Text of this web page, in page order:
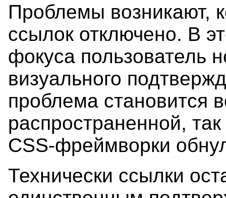
Проблемы возникают,
ссылок отключено. В
фокуса пользователь
визуального
проблема становится
распространенной,
CSS-фреймворки
Технически ссылки